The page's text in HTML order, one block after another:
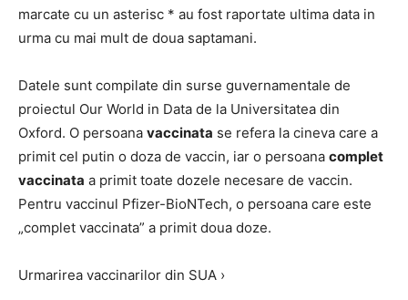
marcate cu un asterisc * au fost raportate ultima data in
urma cu mai mult de doua saptamani.
Datele sunt compilate din surse guvernamentale de
proiectul Our World in Data de la Universitatea din
Oxford. O persoana vaccinata se refera la cineva care a
primit cel putin o doza de vaccin, iar o persoana complet
vaccinata a primit toate dozele necesare de vaccin.
Pentru vaccinul Pfizer-BioNTech, o persoana care este
„complet vaccinata” a primit doua doze.
Urmarirea vaccinarilor din SUA ›